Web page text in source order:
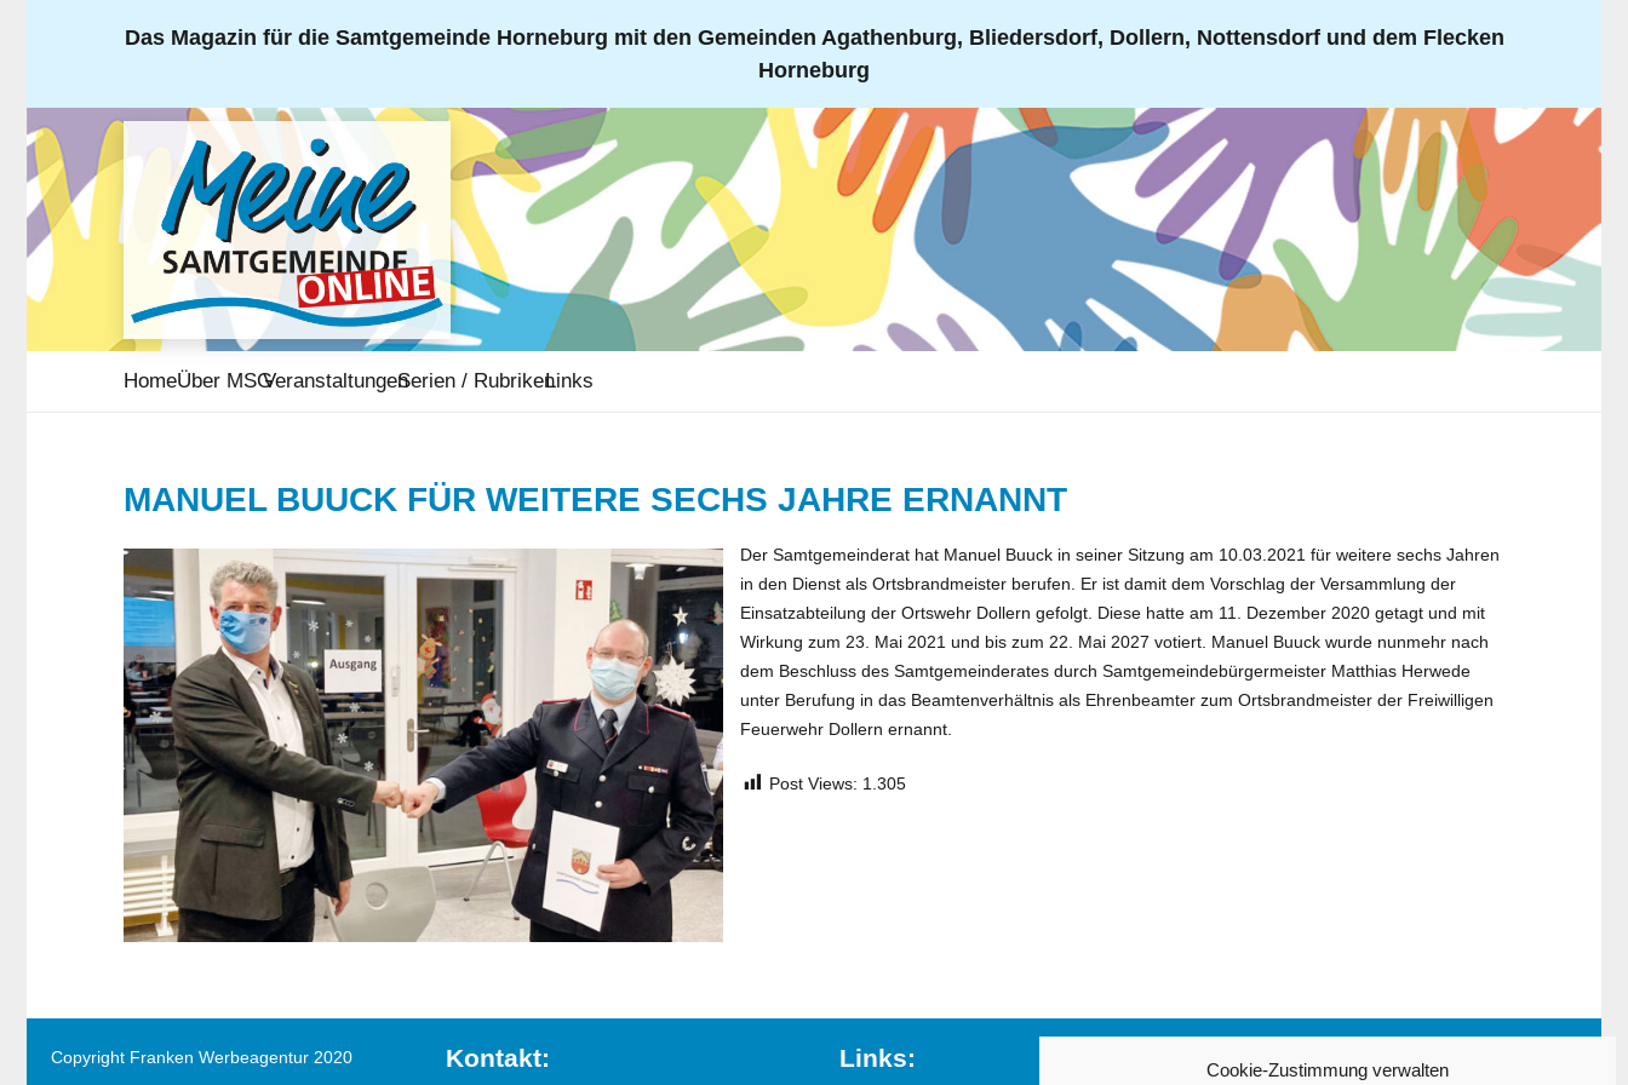
Cookie-Zustimmung verwalten
Das Magazin für die Samtgemeinde Horneburg mit den Gemeinden Agathenburg, Bliedersdorf, Dollern, Nottensdorf und dem Flecken
Horneburg
HomeÜber MSGVeranstaltungenSerien / RubrikenLinks
MANUEL BUUCK FÜR WEITERE SECHS JAHRE ERNANNT
Der Samtgemeinderat hat Manuel Buuck in seiner Sitzung am 10.03.2021 für weitere sechs Jahren
in den Dienst als Ortsbrandmeister berufen. Er ist damit dem Vorschlag der Versammlung der
Einsatzabteilung der Ortswehr Dollern gefolgt. Diese hatte am 11. Dezember 2020 getagt und mit
Wirkung zum 23. Mai 2021 und bis zum 22. Mai 2027 votiert. Manuel Buuck wurde nunmehr nach
dem Beschluss des Samtgemeinderates durch Samtgemeindebürgermeister Matthias Herwede
unter Berufung in das Beamtenverhältnis als Ehrenbeamter zum Ortsbrandmeister der Freiwilligen
Feuerwehr Dollern ernannt.
Post Views: 1.305
Copyright Franken Werbeagentur 2020 Kontakt: Links: